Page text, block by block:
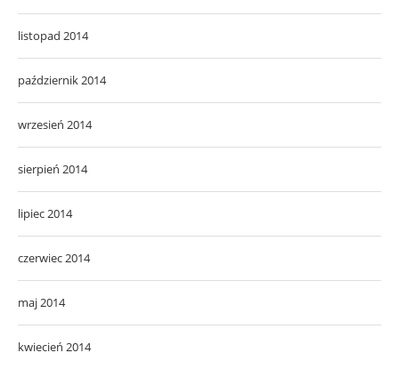
listopad 2014
październik 2014
wrzesień 2014
sierpień 2014
lipiec 2014
czerwiec 2014
maj 2014
kwiecień 2014